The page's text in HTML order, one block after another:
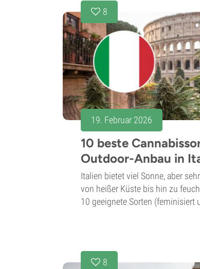
8
19. Februar 2026
10 beste
Outdoor-Anbau in
Italien bietet viel Sonne, aber
von heißer Küste bis hin zu
10 geeignete Sorten (feminisiert
8